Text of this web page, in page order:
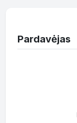
Pardavėjas